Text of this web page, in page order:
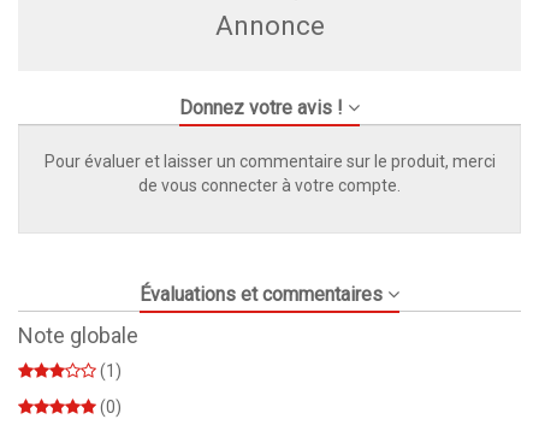
Annonce
Donnez votre avis !
Pour évaluer et laisser un commentaire sur le produit, merci
de vous connecter à votre compte.
Évaluations et commentaires
Note globale
(1)
(0)